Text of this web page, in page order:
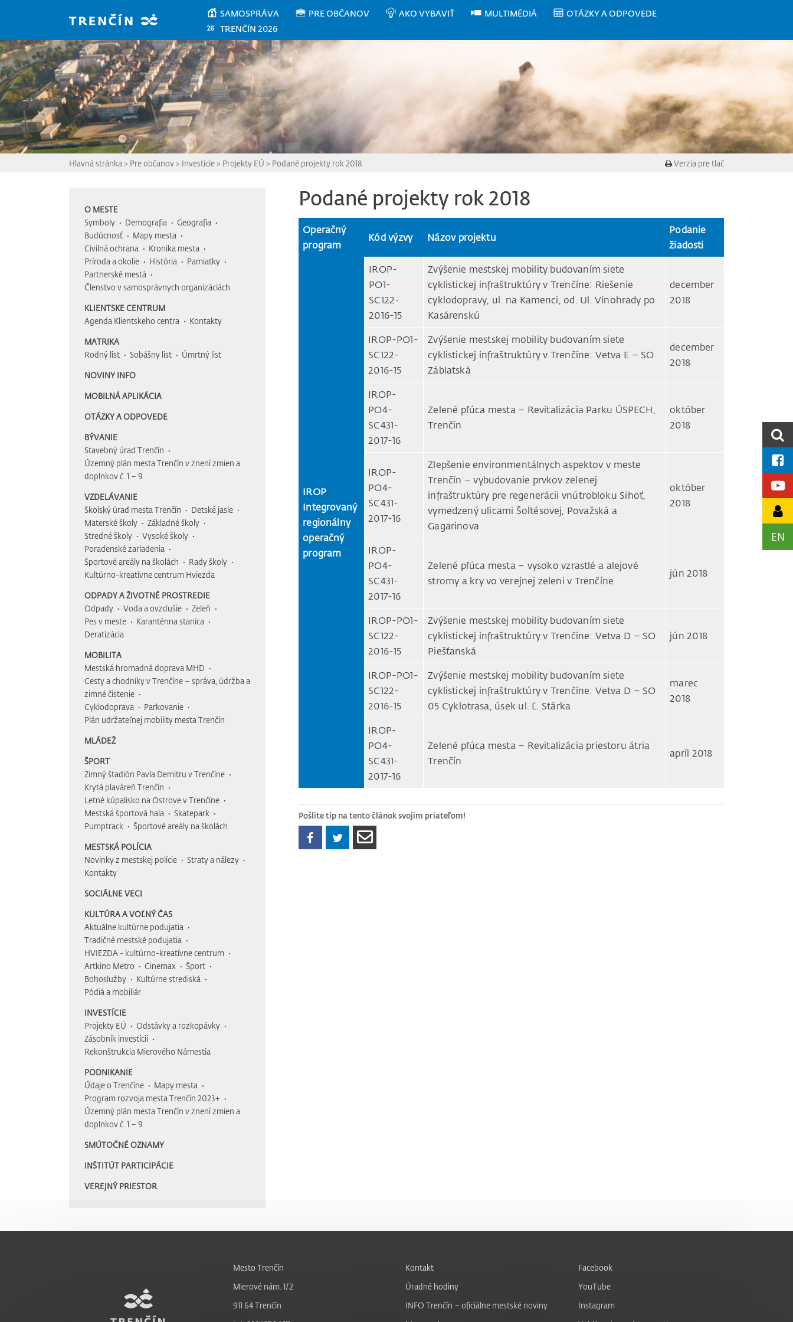
SAMOSPRÁVA PRE OBČANOV AKO VYBAVIŤ MULTIMÉDIÁ
OTÁZKY A ODPOVEDE
TRENČÍN 2026
EN
Hlavná stránka > Pre občanov> Investície> Projekty EÚ > Podané projekty rok 2018 Verzia pre tlač
O MESTE
Symboly
Demografia
Geografia
Budúcnosť
Mapy mesta
Civilná ochrana
Kronika mesta
Príroda a okolie
História
Pamiatky
Partnerské mestá
Členstvo v samosprávnych organizáciách
KLIENTSKE CENTRUM
Agenda Klientskeho centra
Kontakty
MATRIKA
Rodný list
Sobášny list Úmrtný list
NOVINY INFO
MOBILNÁ APLIKÁCIA
OTÁZKY A ODPOVEDE
BÝVANIE
Stavebný úrad Trenčín
Územný plán mesta Trenčín v znení zmien a
doplnkov č. 1 – 9
VZDELÁVANIE
Školský úrad mesta Trenčín
Detské jasle
Materské školy
Základné školy
Stredné školy
Vysoké školy
Poradenské zariadenia
Športové areály na školách
Rady školy
Kultúrno-kreatívne centrum Hviezda
ODPADY A ŽIVOTNÉ PROSTREDIE
Odpady
Voda a ovzdušie
Zeleň
Pes v meste
Karanténna stanica
Deratizácia
MOBILITA
Mestská hromadná doprava MHD
Cesty a chodníky v Trenčíne – správa, údržba a
zimné čistenie
Cyklodoprava
Parkovanie
Plán udržateľnej mobility mesta Trenčín
MLÁDEŽ
ŠPORT
Zimný štadión Pavla Demitru v Trenčíne
Krytá plaváreň Trenčín
Letné kúpalisko na Ostrove v Trenčíne
Mestská športová hala
Skatepark
Pumptrack
Športové areály na školách
MESTSKÁ POLÍCIA
Novinky z mestskej polície
Straty a nálezy
Kontakty
SOCIÁLNE VECI
KULTÚRA A VOĽNÝ ČAS
Aktuálne kultúrne podujatia
Tradičné mestské podujatia
HVIEZDA - kultúrno-kreatívne centrum
Artkino Metro
Cinemax
Šport
Bohoslužby
Kultúrne strediská
Pódiá a mobiliár
INVESTÍCIE
Projekty EÚ
Odstávky a rozkopávky
Zásobník investícií
Rekonštrukcia Mierového Námestia
PODNIKANIE
Údaje o Trenčíne
Mapy mesta
Program rozvoja mesta Trenčín 2023+
Územný plán mesta Trenčín v znení zmien a
doplnkov č. 1 – 9
SMÚTOČNÉ OZNAMY
INŠTITÚT PARTICIPÁCIE
VEREJNÝ PRIESTOR
Podané projekty rok 2018
Operačný
program
Kód výzvy Názov projektu
Podanie
žiadosti
IROP
Integrovaný
regionálny
operačný
program
IROP-
PO1-
SC122-
2016-15
Zvýšenie mestskej mobility budovaním siete
cyklistickej infraštruktúry v Trenčíne: Riešenie
cyklodopravy, ul. na Kamenci, od. Ul. Vinohrady po
Kasárenskú
december
2018
IROP-PO1-
SC122-
2016-15
Zvýšenie mestskej mobility budovaním siete
cyklistickej infraštruktúry v Trenčíne: Vetva E – SO
Záblatská
december
2018
IROP-
PO4-
SC431-
2017-16
Zelené pľúca mesta – Revitalizácia Parku ÚSPECH,
Trenčín
október
2018
IROP-
PO4-
SC431-
2017-16
Zlepšenie environmentálnych aspektov v meste
Trenčín – vybudovanie prvkov zelenej
infraštruktúry pre regenerácii vnútrobloku Sihoť,
vymedzený ulicami Šoltésovej, Považská a
Gagarinova
október
2018
IROP-
PO4-
SC431-
2017-16
Zelené pľúca mesta – vysoko vzrastlé a alejové
stromy a kry vo verejnej zeleni v Trenčíne
jún 2018
IROP-PO1-
SC122-
2016-15
Zvýšenie mestskej mobility budovaním siete
cyklistickej infraštruktúry v Trenčíne: Vetva D – SO
Piešťanská
jún 2018
IROP-PO1-
SC122-
2016-15
Zvýšenie mestskej mobility budovaním siete
cyklistickej infraštruktúry v Trenčíne: Vetva D – SO
05 Cyklotrasa, úsek ul. Ľ. Stárka
marec
2018
IROP-
PO4-
SC431-
2017-16
Zelené pľúca mesta – Revitalizácia priestoru átria
Trenčín
apríl 2018
Pošlite tip na tento článok svojim priateľom!
Mesto Trenčín
Mierové nám. 1/2
911 64 Trenčín
Kontakt
Úradné hodiny
INFO Trenčín – oficiálne mestské noviny
Facebook
YouTube
Instagram